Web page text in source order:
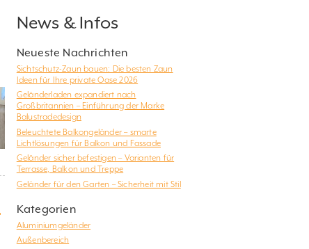
News & Infos
Neueste Nachrichten
Sichtschutz-Zaun bauen: Die besten Zaun
Ideen für Ihre private Oase 2026
Geländerladen expandiert nach
Großbritannien – Einführung der Marke
Balustradedesign
Beleuchtete Balkongeländer – smarte
Lichtlösungen für Balkon und Fassade
Geländer sicher befestigen – Varianten für
Terrasse, Balkon und Treppe
Geländer für den Garten – Sicherheit mit Stil
Kategorien
Aluminiumgeländer
Außenbereich